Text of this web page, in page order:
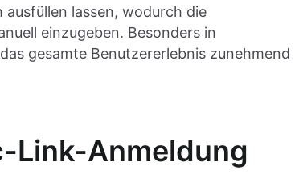
lassen, wodurch die
einzugeben. Besonders in
gesamte Benutzererlebnis zunehmend
Link-Anmeldung